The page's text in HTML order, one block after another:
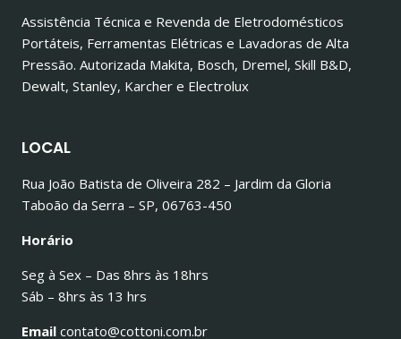
Assistência Técnica e Revenda de Eletrodomésticos
Portáteis, Ferramentas Elétricas e Lavadoras de Alta
Pressão. Autorizada Makita, Bosch, Dremel, Skill B&D,
Dewalt, Stanley, Karcher e Electrolux
LOCAL
Rua João Batista de Oliveira 282 – Jardim da Gloria
Taboão da Serra – SP, 06763-450
Horário
Seg à Sex – Das 8hrs às 18hrs
Sáb – 8hrs às 13 hrs
Email contato@cottoni.com.br